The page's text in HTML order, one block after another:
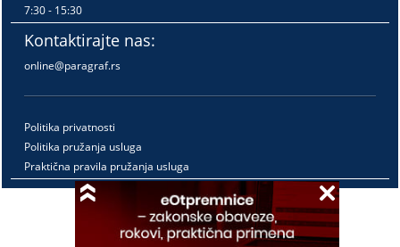
7:30 - 15:30
Kontaktirajte nas:
online@paragraf.rs
Politika privatnosti
Politika pružanja usluga
Praktična pravila pružanja usluga